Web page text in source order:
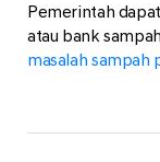
Pemerintah
atau bank
masalah sampah